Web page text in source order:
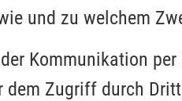
und zu welchem
Kommunikation per
dem Zugriff durch